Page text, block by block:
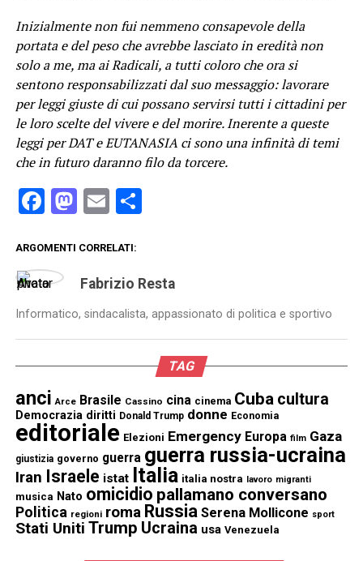
Inizialmente non fui nemmeno consapevole della
portata e del peso che avrebbe lasciato in eredità non
solo a me, ma ai Radicali, a tutti coloro che ora si
sentono responsabilizzati dal suo messaggio: lavorare
per leggi giuste di cui possano servirsi tutti i cittadini per
le loro scelte del vivere e del morire. Inerente a queste
leggi per DAT eEUTANASIA ci sono una infinità di temi
che in futuro daranno filo da torcere.
Facebook
Mastodon
EmailCondividi
ARGOMENTI CORRELATI:
Fabrizio Resta
Informatico, sindacalista, appassionato di politica e sportivo
TAG
anci Arce Brasile Cassino cina cinema Cuba cultura
Democrazia diritti Donald Trump donne Economia
editoriale Elezioni Emergency Europa film Gaza
giustizia governo guerra guerra russia-ucraina
Iran Israele istat Italia italia nostra lavoro migranti
musica Nato omicidio pallamano conversano
Politica regioni roma Russia Serena Mollicone sport
Stati Uniti Trump Ucraina usa Venezuela